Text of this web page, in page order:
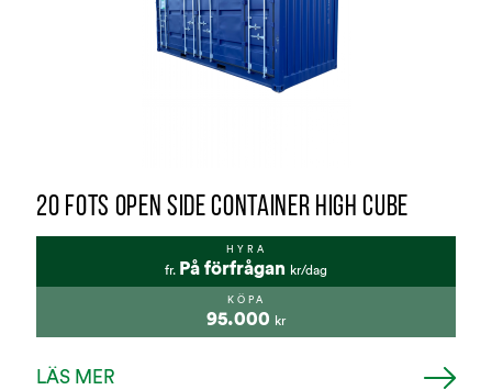
20 FOTS OPEN SIDE CONTAINER HIGH CUBE
HYRA
fr. På förfrågan kr/dag
KÖPA
95.000 kr
LÄS MER